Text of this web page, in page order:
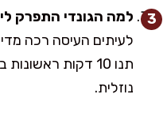
למה הגונדי התפרק
לעיתים העיסה רכה
תנו 10 דקות
נוזלית.